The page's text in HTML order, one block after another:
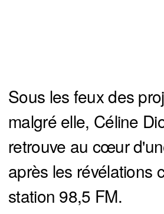
Sous les feux des
malgré elle, Céline
retrouve au cœur
après les révélations
station 98,5 FM.